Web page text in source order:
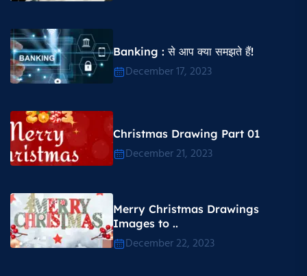
Banking : से आप क्या समझते हैं!
December 17, 2023
Christmas Drawing Part 01
December 21, 2023
Merry Christmas Drawings
Images to ..
December 22, 2023